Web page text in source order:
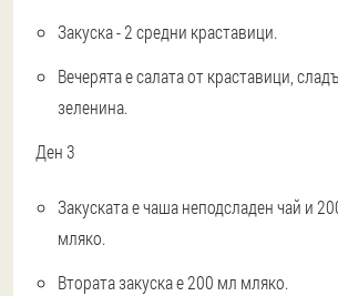
Закуска - 2 средни краставици.
Вечерята е салата от краставици,
зеленина.
Ден 3
Закуската е чаша неподсладен чай и
мляко.
Втората закуска е 200 мл мляко.